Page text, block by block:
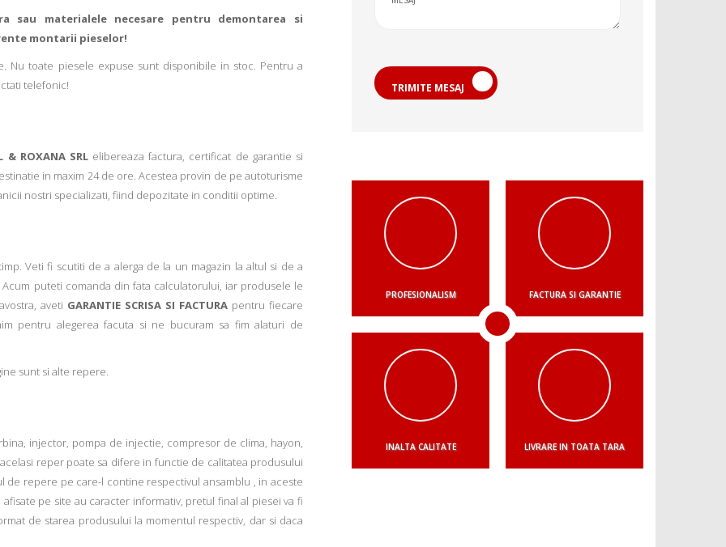
sau materialele necesare pentru demontarea si
montarii pieselor!
Nu toate piesele expuse sunt disponibile in stoc. Pentru a
telefonic!
& ROXANA SRLelibereaza factura, certificat de garantie si
in maxim 24 de ore. Acestea provin de pe autoturisme
nostri specializati, fiind depozitate in conditii optime.
Veti fi scutiti de a alerga de la un magazin la altul si de a
puteti comanda din fata calculatorului, iar produsele le
aveti GARANTIE SCRISA SI FACTURA pentru fiecare
pentru alegerea facuta si ne bucuram sa fim alaturi de
sunt si alte repere.
injector, pompa de injectie, compresor de clima, hayon,
reper poate sa difere in functie de calitatea produsului
de repere pe care-l contine respectivul ansamblu , in aceste
pe site au caracter informativ, pretul final al piesei va fi
de starea produsului la momentul respectiv, dar si daca
TRIMITE MESAJ
PROFESIONALISM FACTURA SI GARANTIE
INALTA CALITATE LIVRARE IN TOATA TARA